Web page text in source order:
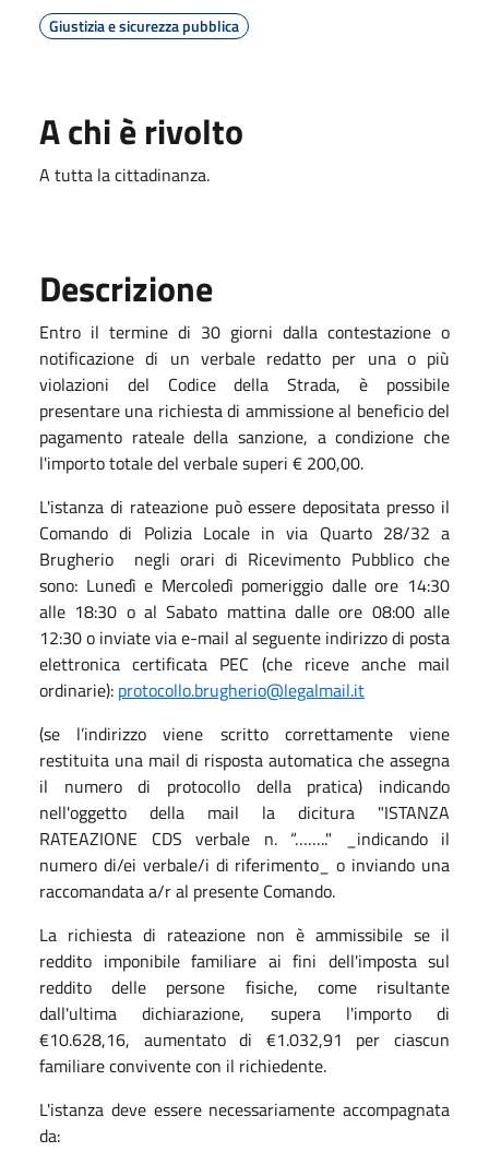
Giustizia e sicurezza pubblica
A chi è rivolto
A tutta la cittadinanza.
Descrizione
Entro il termine di 30 giorni dalla contestazione o
notificazione di un verbale redatto per una o più
violazioni del Codice della Strada, è possibile
presentare una richiesta di ammissione al beneficio del
pagamento rateale della sanzione, a condizione che
l'importo totale del verbale superi € 200,00.
L'istanza di rateazione può essere depositata presso il
Comando di Polizia Locale in via Quarto 28/32 a
Brugherio negli orari di Ricevimento Pubblico che
sono: Lunedì e Mercoledì pomeriggio dalle ore 14:30
alle 18:30 o al Sabato mattina dalle ore 08:00 alle
12:30 o inviate via e-mail al seguente indirizzo di posta
elettronica certificata PEC (che riceve anche mail
ordinarie): protocollo.brugherio@legalmail.it
(se l’indirizzo viene scritto correttamente viene
restituita una mail di risposta automatica che assegna
il numero di protocollo della pratica) indicando
nell'oggetto della mail la dicitura "ISTANZA
RATEAZIONE CDS verbale n. “…….." _indicando il
numero di/ei verbale/i di riferimento_ o inviando una
raccomandata a/r al presente Comando.
La richiesta di rateazione non è ammissibile se il
reddito imponibile familiare ai fini dell'imposta sul
reddito delle persone fisiche, come risultante
dall'ultima dichiarazione, supera l'importo di
€10.628,16, aumentato di €1.032,91 per ciascun
familiare convivente con il richiedente.
L'istanza deve essere necessariamente accompagnata
da: